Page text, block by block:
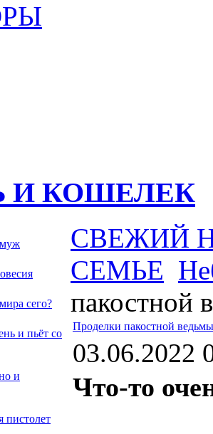
И КОШЕЛЕК
сего?
и пьёт со
и
пистолет
СВЕЖИЙ
СЕМЬЕ
пакостной
Проделки пакостной ведьмы
03.06.2022
Что-то